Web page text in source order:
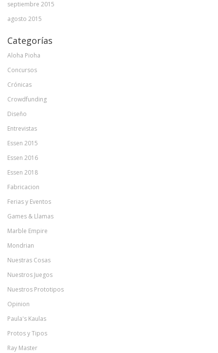
septiembre 2015
agosto 2015
Categorías
Aloha Pioha
Concursos
Crónicas
Crowdfunding
Diseño
Entrevistas
Essen 2015
Essen 2016
Essen 2018
Fabricacion
Ferias y Eventos
Games & Llamas
Marble Empire
Mondrian
Nuestras Cosas
Nuestros Juegos
Nuestros Prototipos
Opinion
Paula's Kaulas
Protos y Tipos
Ray Master